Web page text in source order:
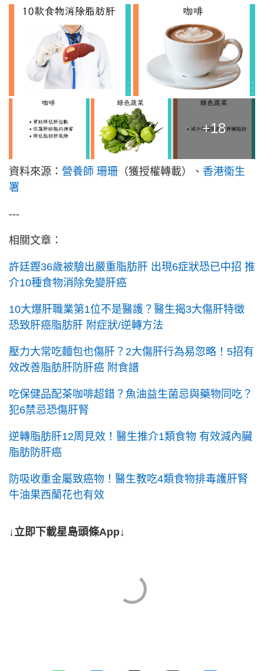
+18
資料來源： 營養師 珊珊 （獲授權轉載）、 香港衞生
署
---
相關文章：
許廷鏗36歲被驗出嚴重脂肪肝 出現6症狀恐已中招 推
介10種食物消除免變肝癌
10大爆肝職業第1位不是醫護？醫生揭3大傷肝特徵
恐致肝癌脂肪肝 附症狀/逆轉方法
壓力大常吃麵包也傷肝？2大傷肝行為易忽略！5招有
效改善脂肪肝防肝癌 附食譜
吃保健品配茶咖啡超錯？魚油益生菌忌與藥物同吃？
犯6禁忌恐傷肝腎
逆轉脂肪肝12周見效！醫生推介1類食物 有效減內臟
脂肪防肝癌
防吸收重金屬致癌物！醫生教吃4類食物排毒護肝腎
牛油果西蘭花也有效
↓立即下載星島頭條App↓